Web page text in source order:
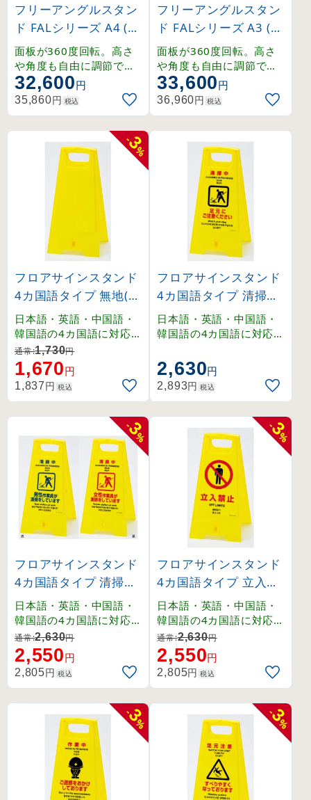
フリーアングルスタン
ド FALシリーズ A4 (3
27065)
面板が360度回転。高さ
や角度も自由に調節でき
るポスタースタンド。
32,600円
35,860円 税込
フリーアングルスタン
ド FALシリーズ A3 (3
27066)
面板が360度回転。高さ
や角度も自由に調節でき
るポスタースタンド。
33,600円
36,960円 税込
-
3
%
フロアサインスタンド
4カ国語タイプ 無地(ス
テッカーなし) (33740
0)
日本語・英語・中国語・
韓国語の4カ国語に対応
したフロアサイン。
通常:1,730円
1,670円
1,837円 税込
フロアサインスタンド
4カ国語タイプ 清掃中
足もとにご注意くださ
い (337401)
日本語・英語・中国語・
韓国語の4カ国語に対応
2,630円
2,893円 税込
-
3
%
フロアサインスタンド
4カ国語タイプ 清掃中(
男性作業員⇔女性作
業員) (337402)
日本語・英語・中国語・
韓国語の4カ国語に対応
したフロアサイン。
通常:2,630円
2,550円
2,805円 税込
-
3
%
フロアサインスタンド
4カ国語タイプ 立入禁
止 (337403)
日本語・英語・中国語・
韓国語の4カ国語に対応
したフロアサイン。
通常:2,630円
2,550円
2,805円 税込
-
3
%
-
3
%